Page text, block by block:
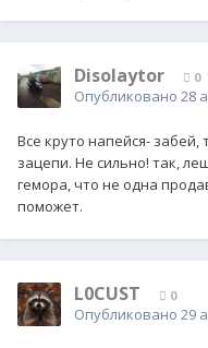
Disolaytor 0
Опубликовано 28
Все круто напейся- забей,
зацепи. Не сильно! так,
гемора, что не одна
поможет.
L0CUST 0
Опубликовано 29